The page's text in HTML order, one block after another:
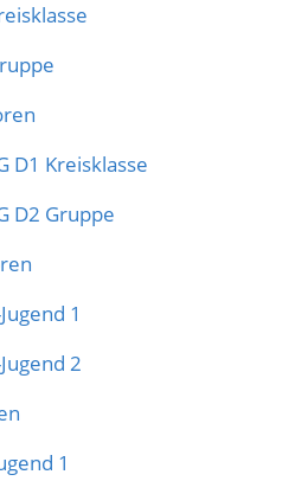
D1 Kreisklasse
D2 Gruppe
1
2
1